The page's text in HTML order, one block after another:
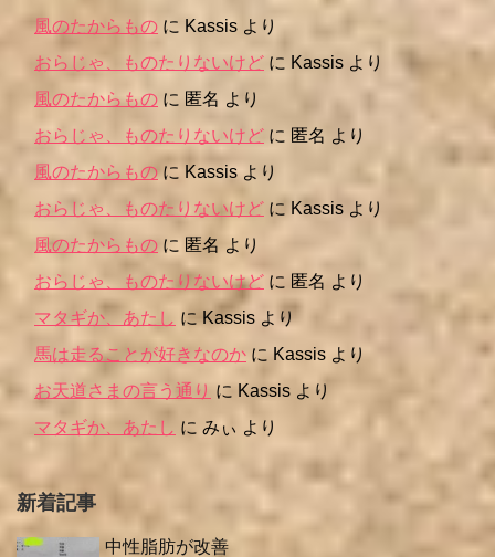
風のたからもの に Kassis より
おらじゃ、ものたりないけど に Kassis より
風のたからもの に 匿名 より
おらじゃ、ものたりないけど に 匿名 より
風のたからもの に Kassis より
おらじゃ、ものたりないけど に Kassis より
風のたからもの に 匿名 より
おらじゃ、ものたりないけど に 匿名 より
マタギか、あたし に Kassis より
馬は走ることが好きなのか に Kassis より
お天道さまの言う通り に Kassis より
マタギか、あたし に みぃ より
新着記事
中性脂肪が改善